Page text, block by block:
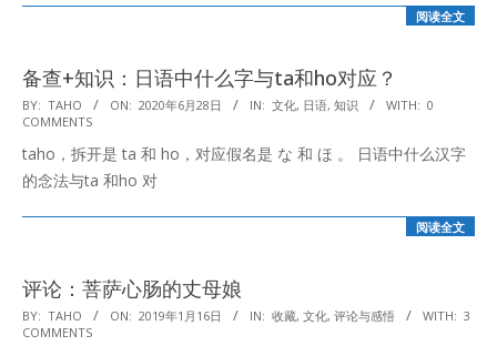
阅读全文
备查+知识：日语中什么字与ta和ho对应？
2020-
06-
28
BY: TAHO ON: 2020年6月28日 IN: 文化, 日语, 知识 WITH: 0
COMMENTS
taho，拆开是 ta 和 ho，对应假名是 な 和 ほ 。 日语中什么汉字
的念法与ta 和ho 对
阅读全文
评论：菩萨心肠的丈母娘
2019-
01-
BY: TAHO ON: 2019年1月16日 IN: 收藏, 文化, 评论与感悟 WITH: 3
COMMENTS